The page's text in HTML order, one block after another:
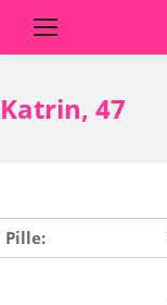
Katrin, 47
Pille: